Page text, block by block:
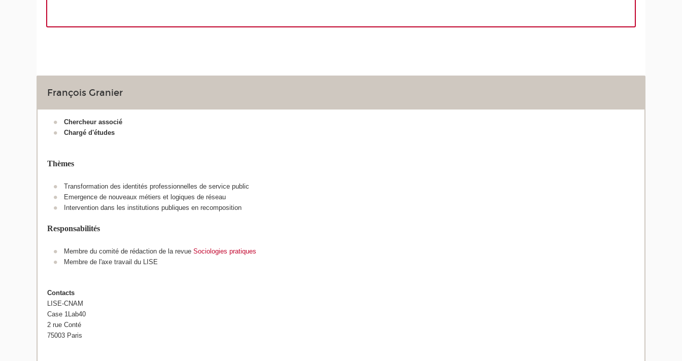
François Granier
Chercheur associé
Chargé d'études
Thèmes
Transformation des identités professionnelles de service public
Emergence de nouveaux métiers et logiques de réseau
Intervention dans les institutions publiques en recomposition
Responsabilités
Membre du comité de rédaction de la revue Sociologies pratiques
Membre de l'axe travail du LISE
Contacts
LISE-CNAM
Case 1Lab40
2 rue Conté
75003 Paris